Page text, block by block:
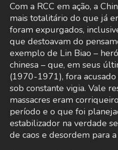
Com a RCC em ação, a
mais totalitário do que já
foram expurgados,
que destoavam do
exemplo de Lin Biao –
chinesa – que, em seus
(1970-1971), fora
sob constante vigia. Vale
massacres eram
período e o que foi
estabilizador na verdade
de caos e desordem para